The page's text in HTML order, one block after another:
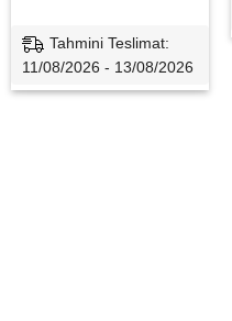
Tahmini Teslimat:
11/08/2026 - 13/08/2026